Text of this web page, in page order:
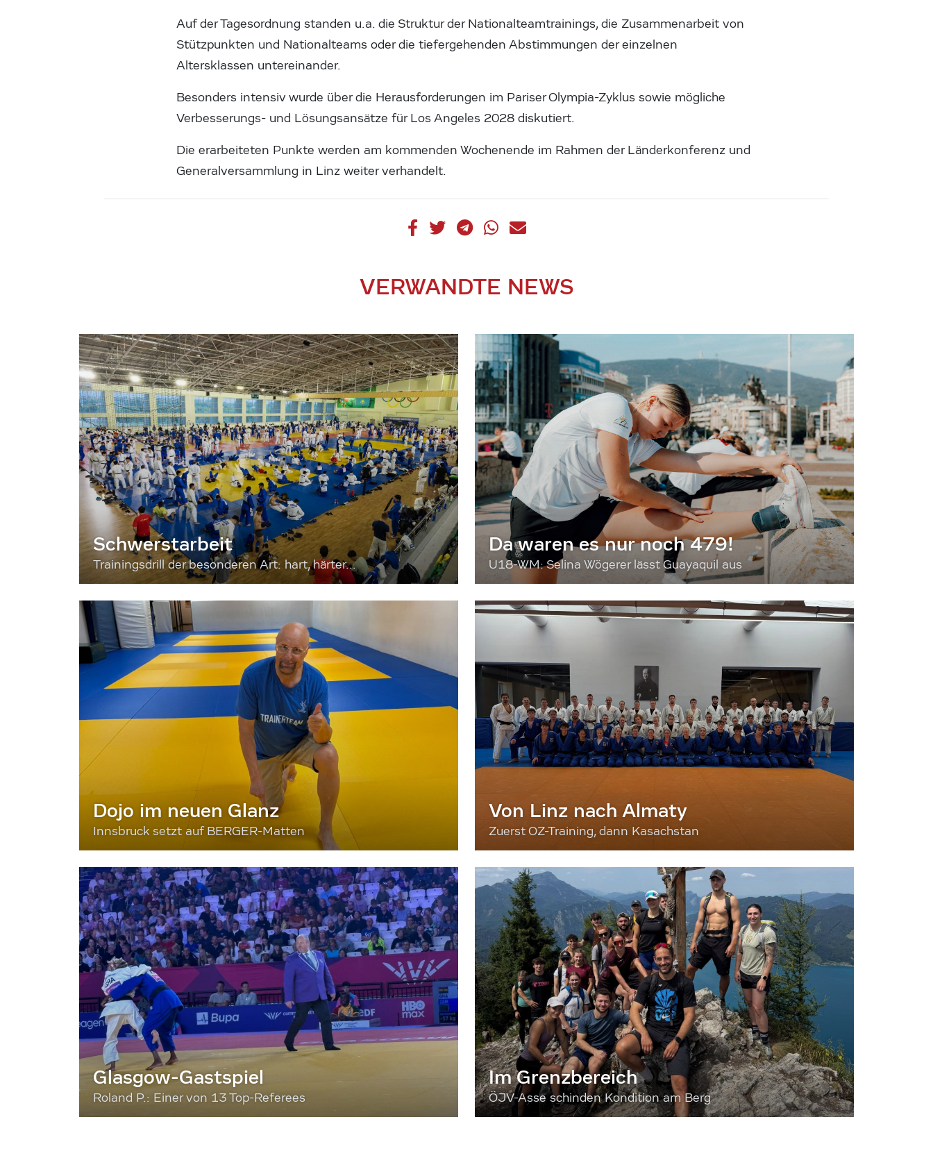
Auf der Tagesordnung standen u.a. die Struktur der Nationalteamtrainings, die Zusammenarbeit von
Stützpunkten und Nationalteams oder die tiefergehenden Abstimmungen der einzelnen
Altersklassen untereinander.
Besonders intensiv wurde über die Herausforderungen im Pariser Olympia-Zyklus sowie mögliche
Verbesserungs- und Lösungsansätze für Los Angeles 2028 diskutiert.
Die erarbeiteten Punkte werden am kommenden Wochenende im Rahmen der Länderkonferenz und
Generalversammlung in Linz weiter verhandelt.
VERWANDTE NEWS
Schwerstarbeit
Trainingsdrill der besonderen Art: hart, härter...
Da waren es nur noch 479!
U18-WM: Selina Wögerer lässt Guayaquil aus
Dojo im neuen Glanz
Innsbruck setzt auf BERGER-Matten
Von Linz nach Almaty
Zuerst OZ-Training, dann Kasachstan
Glasgow-Gastspiel
Roland P.: Einer von 13 Top-Referees
Im Grenzbereich
ÖJV-Asse schinden Kondition am Berg